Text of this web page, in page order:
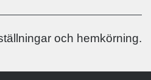
och hemkörning.